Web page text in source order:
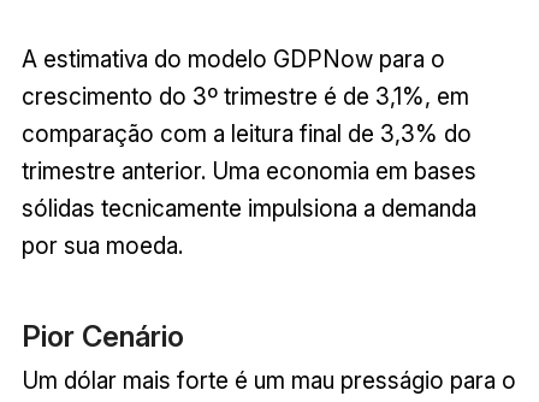
A estimativa do modelo GDPNow para o
crescimento do 3º trimestre é de 3,1%, em
comparação com a leitura final de 3,3% do
trimestre anterior. Uma economia em bases
sólidas tecnicamente impulsiona a demanda
por sua moeda.
Pior Cenário
Um dólar mais forte é um mau presságio para o